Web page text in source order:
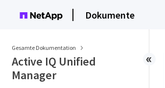
Dokumente
Gesamte Dokumentation
Active IQ Unified
Manager